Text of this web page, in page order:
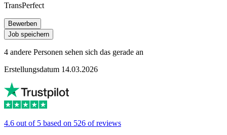
TransPerfect
Bewerben
Job speichern
4 andere Personen sehen sich das gerade an
Erstellungsdatum 14.03.2026
4.6 out of 5 based on 526 of reviews